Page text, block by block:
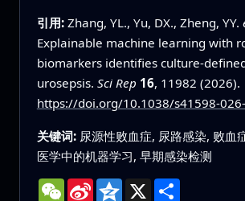
引用: Zhang, YL., Yu, DX., Zheng, YY.
Explainable machine learning with
biomarkers identifies culture-
urosepsis. Sci Rep 16, 11982 (2026).
https://doi.org/10.1038/s41598-
关键词: 尿源性败血症, 尿路感染, 败血
医学中的机器学习, 早期感染检测
WeChat
SinaQzone
X 分